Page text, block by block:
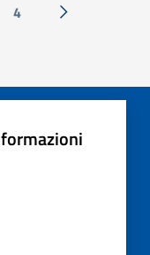
4 Successiva »